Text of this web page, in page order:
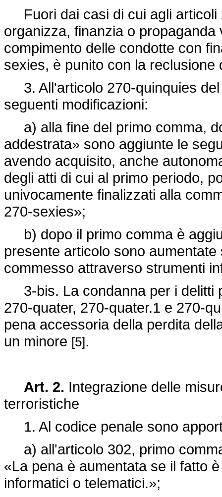
Fuori dai casi di cui agli articoli
organizza, finanzia o
compimento delle condotte con
sexies, è punito con la
3. All'articolo 270-quinquies
seguenti modificazioni:
a) alla fine del primo comma,
addestrata» sono aggiunte le
avendo acquisito, anche
degli atti di cui al primo periodo,
univocamente finalizzati alla
270-sexies»;
b) dopo il primo comma è
presente articolo sono
commesso attraverso strumenti
3-bis. La condanna per i delitti
270-quater, 270-quater.1 e 270-
pena accessoria della perdita
un minore [5].
Art. 2. Integrazione delle
terroristiche
1. Al codice penale sono
a) all'articolo 302, primo
«La pena è aumentata se il fatto
informatici o telematici.»;